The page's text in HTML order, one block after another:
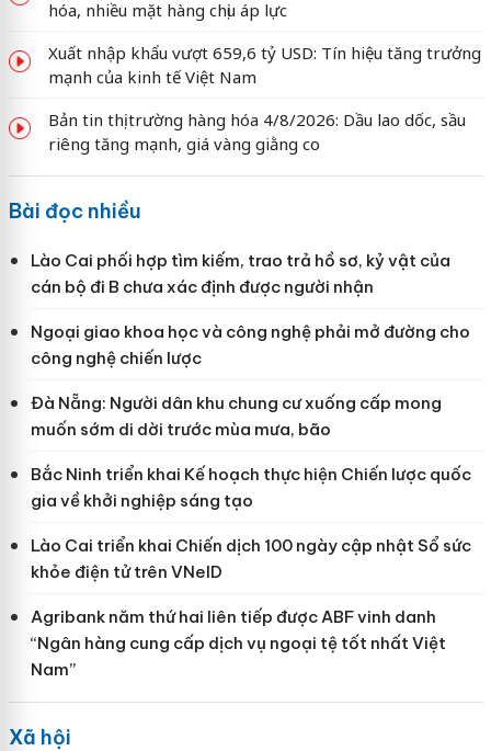
hóa, nhiều mặt hàng chịu áp lực
Xuất nhập khẩu vượt 659,6 tỷ USD: Tín hiệu tăng trưởng
mạnh của kinh tế Việt Nam
Bản tin thị trường hàng hóa 4/8/2026: Dầu lao dốc, sầu
riêng tăng mạnh, giá vàng giằng co
Bài đọc nhiều
Lào Cai phối hợp tìm kiếm, trao trả hồ sơ, kỷ vật của
cán bộ đi B chưa xác định được người nhận
Ngoại giao khoa học và công nghệ phải mở đường cho
công nghệ chiến lược
Đà Nẵng: Người dân khu chung cư xuống cấp mong
muốn sớm di dời trước mùa mưa, bão
Bắc Ninh triển khai Kế hoạch thực hiện Chiến lược quốc
gia về khởi nghiệp sáng tạo
Lào Cai triển khai Chiến dịch 100 ngày cập nhật Sổ sức
khỏe điện tử trên VNeID
Agribank năm thứ hai liên tiếp được ABF vinh danh
“Ngân hàng cung cấp dịch vụ ngoại tệ tốt nhất Việt
Nam”
Xã hội